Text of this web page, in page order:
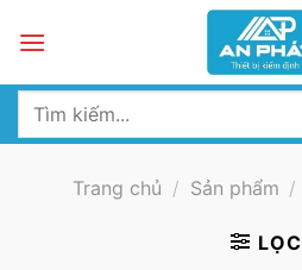
Tìm
Trang chủ / Sản phẩm /
LỌC